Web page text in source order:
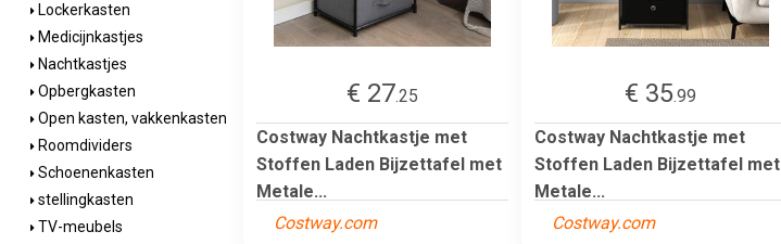
Lockerkasten
Medicijnkastjes
Nachtkastjes
Opbergkasten
Open kasten, vakkenkasten
Roomdividers
Schoenenkasten
stellingkasten
TV-meubels
€ 27.25
Costway Nachtkastje met
Stoffen Laden Bijzettafel met
Metale...
Costway.com
€ 35.99
Costway Nachtkastje met
Stoffen Laden Bijzettafel met
Metale...
Costway.com